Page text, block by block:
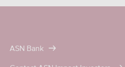
ASN Bank